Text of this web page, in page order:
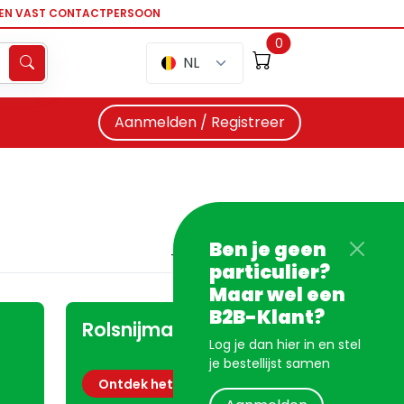
VAST CONTACTPERSOON
NL
0
Aanmelden / Registreer
Ben je geen
particulier?
Maar wel een
B2B-Klant?
Log je dan hier in en stel
je bestellijst samen
Rolsnijmachines
Ontdek het aanbod